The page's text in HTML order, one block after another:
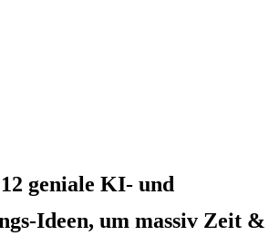
geniale KI- und
Ideen, um massiv Zeit &